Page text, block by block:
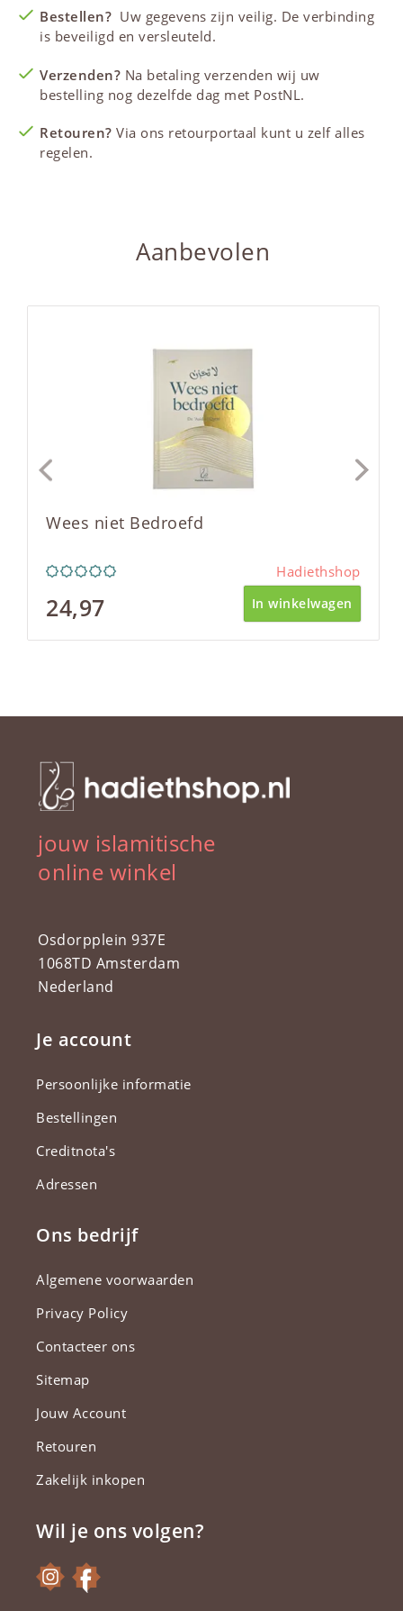
Bestellen? Uw gegevens zijn veilig. De verbinding
is beveiligd en versleuteld.
Verzenden? Na betaling verzenden wij uw
bestelling nog dezelfde dag met PostNL.
Retouren? Via ons retourportaal kunt u zelf alles
regelen.
Aanbevolen
Wees niet Bedroefd
Hadiethshop
24,97 In winkelwagen
jouw islamitische
online winkel
Osdorpplein 937E
1068TD Amsterdam
Nederland
Je account
Persoonlijke informatie
Bestellingen
Creditnota's
Adressen
Ons bedrijf
Algemene voorwaarden
Privacy Policy
Contacteer ons
Sitemap
Jouw Account
Retouren
Zakelijk inkopen
Wil je ons volgen?